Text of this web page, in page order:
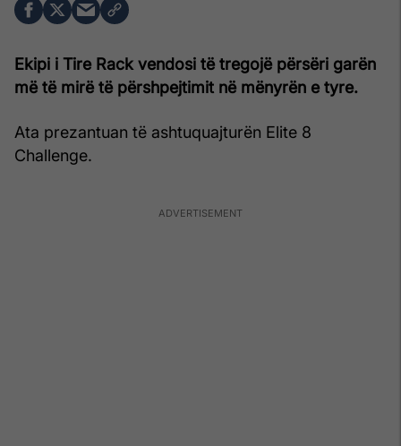
Ekipi i Tire Rack vendosi të tregojë përsëri garën
më të mirë të përshpejtimit në mënyrën e tyre.
Ata prezantuan të ashtuquajturën Elite 8
Challenge.